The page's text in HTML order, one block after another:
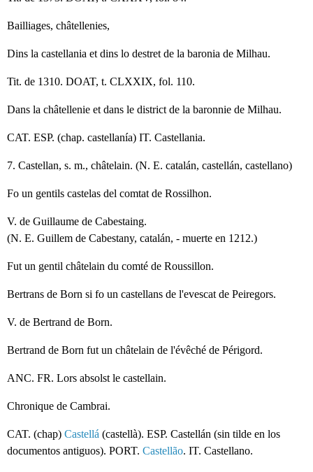
Bailliages, châtellenies,
Dins la castellania et dins lo destret de la baronia de Milhau.
Tit. de 1310. DOAT, t. CLXXIX, fol. 110.
Dans la châtellenie et dans le district de la baronnie de Milhau.
CAT. ESP. (chap. castellanía) IT. Castellania.
7. Castellan, s. m., châtelain. (N. E. catalán, castellán, castellano)
Fo un gentils castelas del comtat de Rossilhon.
V. de Guillaume de Cabestaing.
(N. E. Guillem de Cabestany, catalán, - muerte en 1212.)
Fut un gentil châtelain du comté de Roussillon.
Bertrans de Born si fo un castellans de l'evescat de Peiregors.
V. de Bertrand de Born.
Bertrand de Born fut un châtelain de l'évêché de Périgord.
ANC. FR. Lors absolst le castellain.
Chronique de Cambrai.
CAT. (chap) Castellá (castellà). ESP. Castellán (sin tilde en los
documentos antiguos). PORT. Castellão. IT. Castellano.